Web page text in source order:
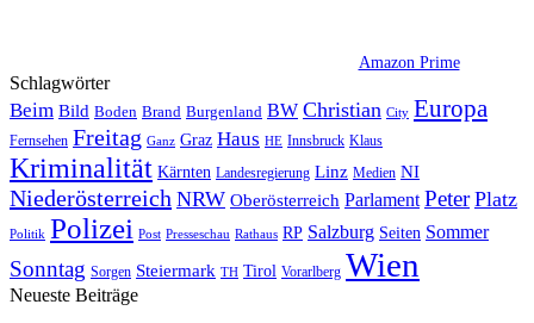
Amazon Prime
Schlagwörter
Beim Bild Boden Brand Burgenland BW Christian City Europa
Fernsehen Freitag Ganz Graz Haus HE Innsbruck Klaus
Kriminalität Kärnten Landesregierung Linz Medien NI
Niederösterreich NRW Oberösterreich Parlament Peter Platz
Politik Polizei Post Presseschau Rathaus RP Salzburg Seiten Sommer
Sonntag Sorgen Steiermark TH Tirol Vorarlberg Wien
Neueste Beiträge